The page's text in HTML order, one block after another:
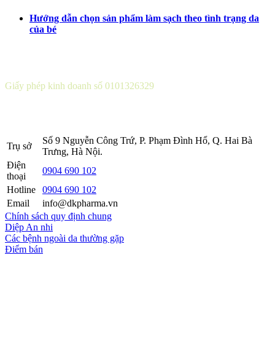
Hướng dẫn chọn sản phẩm làm sạch theo tình trạng da
của bé
Giấy phép kinh doanh số 0101326329
Trụ sở
Số 9 Nguyễn Công Trứ, P. Phạm Đình Hổ, Q. Hai Bà
Trưng, Hà Nội.
Điện
thoại
0904 690 102
Hotline
0904 690 102
Email
info@dkpharma.vn
Chính sách quy định chung
Diệp An nhi
Các bệnh ngoài da thường gặp
Điểm bán